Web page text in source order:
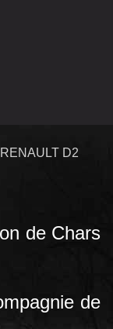
RENAULT D2
de Chars
de